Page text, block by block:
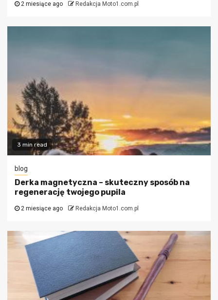
2 miesiące ago Redakcja Moto1.com.pl
3 min read
blog
Derka magnetyczna – skuteczny sposób na
regenerację twojego pupila
2 miesiące ago Redakcja Moto1.com.pl